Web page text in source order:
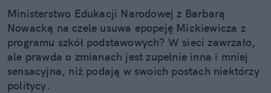
Ministerstwo Edukacji Narodowej z Barbarą
Nowacką na czele usuwa epopeję Mickiewicza z
programu szkół podstawowych? W sieci zawrzało,
ale prawda o zmianach jest zupełnie inna i mniej
sensacyjna, niż podają w swoich postach niektórzy
politycy.